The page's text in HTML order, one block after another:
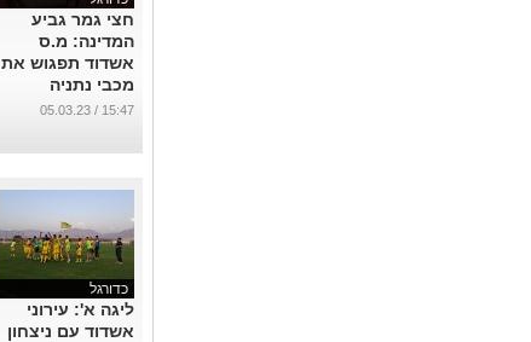
חצי גמר גביע
המדינה: מ.ס
אשדוד תפגוש את
מכבי נתניה
...
15:47 / 05.03.23
כדורגל
ליגה א': עירוני
אשדוד עם ניצחון